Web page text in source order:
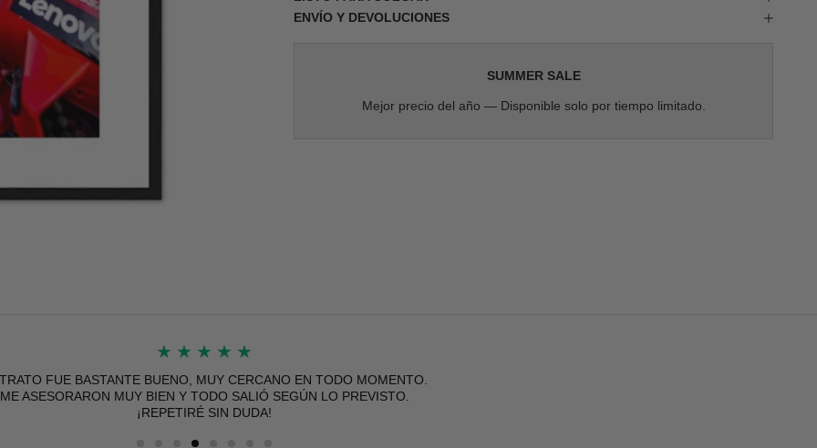
ENVÍO Y DEVOLUCIONES
SUMMER SALE
Mejor precio del año — Disponible solo por tiempo limitado.
★ ★ ★ ★ ★
FUE BASTANTE BUENO, MUY CERCANO EN TODO MOMENTO.
ME ASESORARON MUY BIEN Y TODO SALIÓ SEGÚN LO PREVISTO.
¡REPETIRÉ SIN DUDA!